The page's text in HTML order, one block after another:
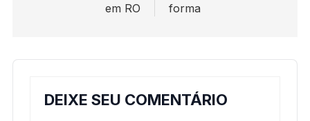
em RO
forma
DEIXE SEU COMENTÁRIO